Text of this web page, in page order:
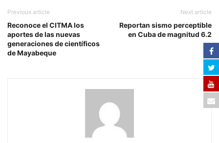
Previous article
Reconoce el CITMA los
aportes de las nuevas
generaciones de científicos
de Mayabeque
Next article
Reportan sismo perceptible
en Cuba de magnitud 6.2